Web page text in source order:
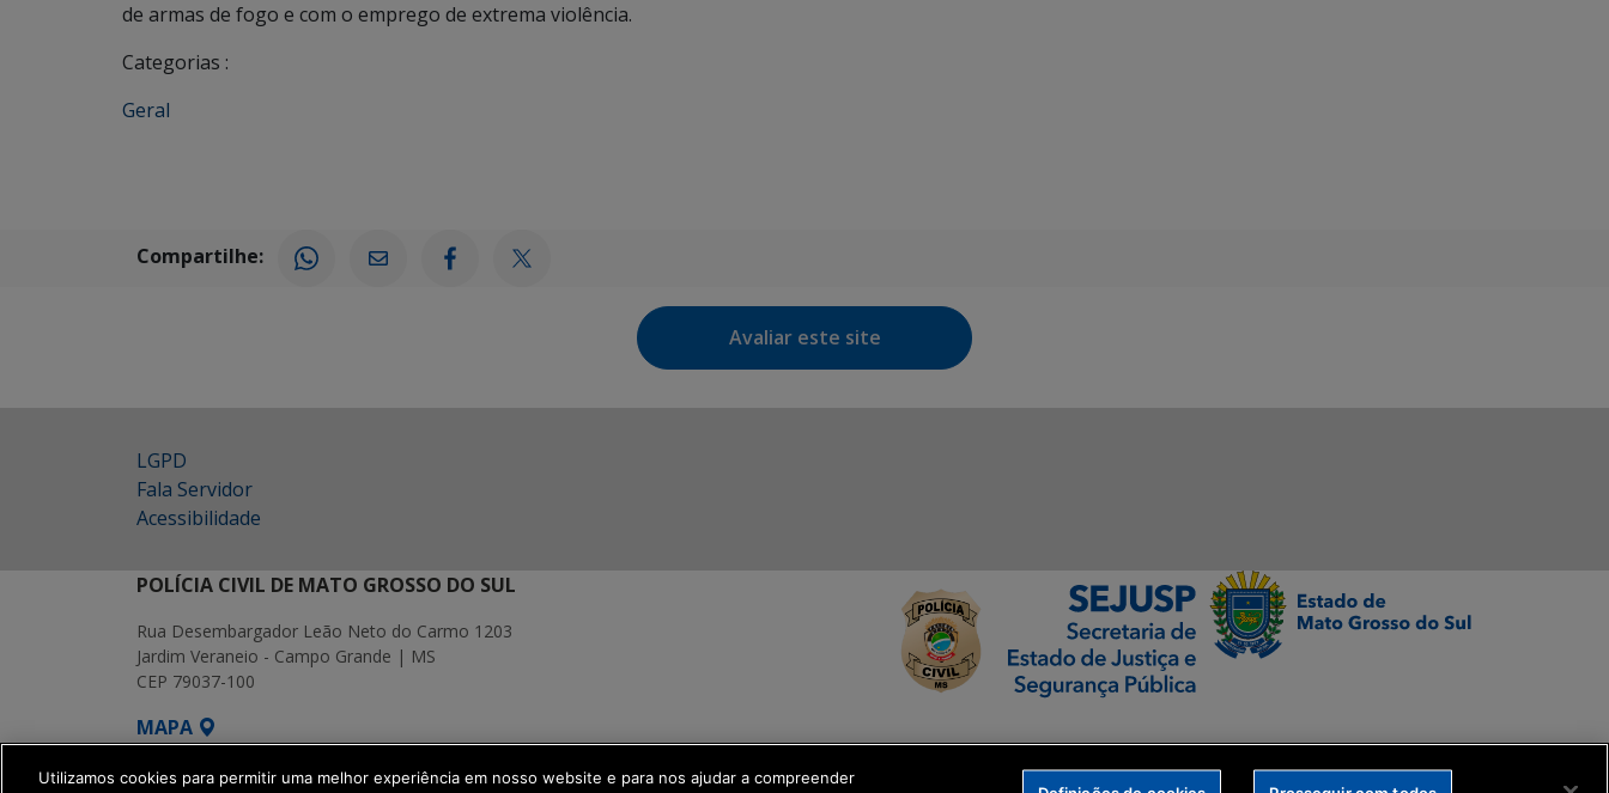
de armas de fogo e com o emprego de extrema violência.
Categorias :
Geral
Compartilhe:
Avaliar este site
LGPD
Fala Servidor
Acessibilidade
POLÍCIA CIVIL DE MATO GROSSO DO SUL
Rua Desembargador Leão Neto do Carmo 1203
Jardim Veraneio - Campo Grande | MS
CEP 79037-100
MAPA
SETDIG | Secretaria-Executiva de Transformação Digital
Utilizamos cookies para permitir uma melhor experiência em nosso website e para nos ajudar a compreender